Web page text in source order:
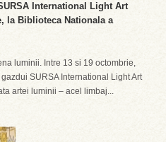
International Light Art
la Biblioteca Nationala a
luminii. Intre 13 si 19 octombrie,
SURSA International Light Art
artei luminii – acel limbaj...